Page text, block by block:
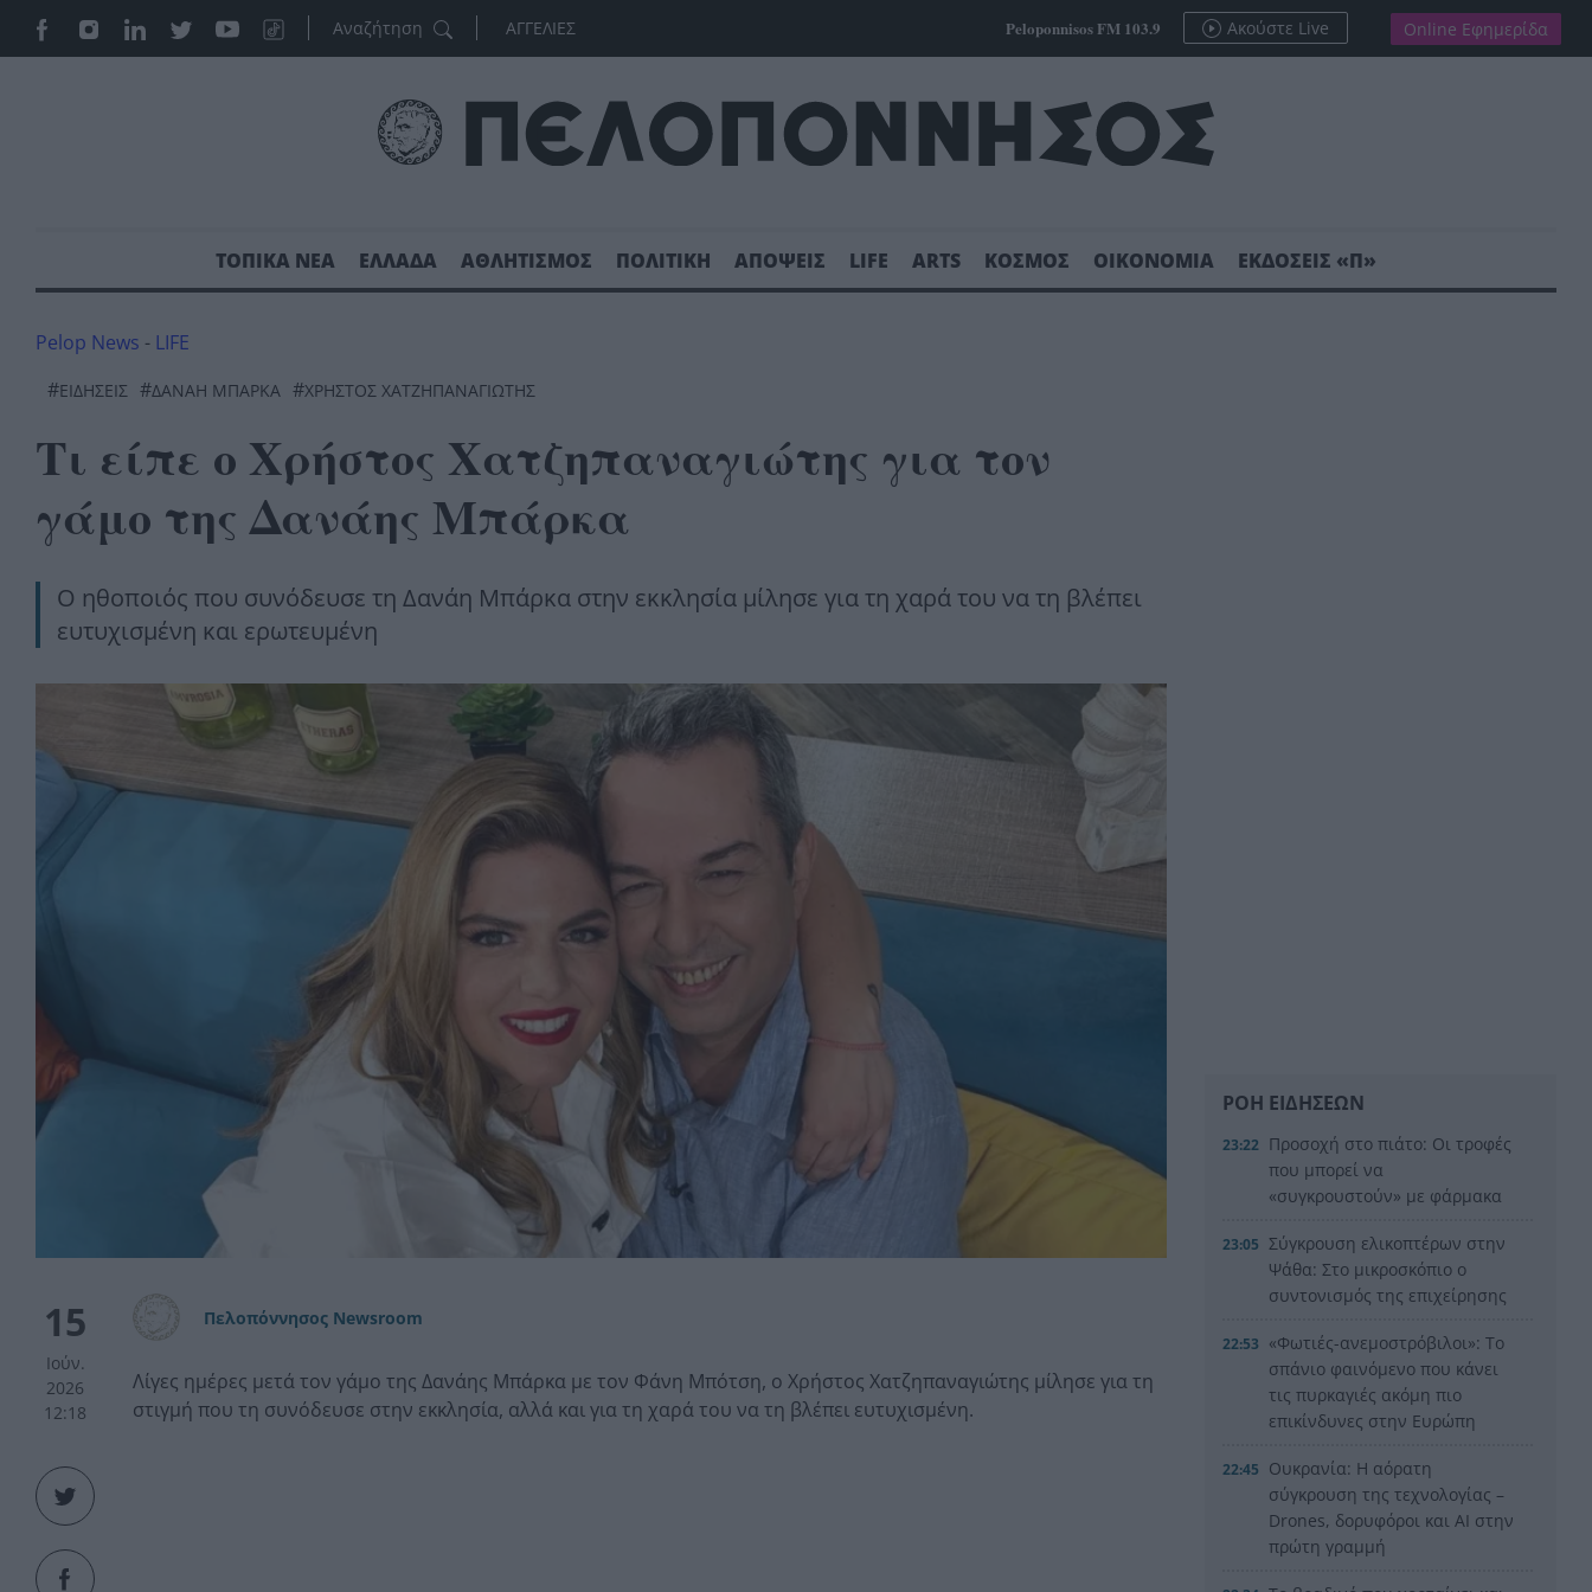
ΑΓΓΕΛΙΕΣ Peloponnisos FM 103.9 Ακούστε Live Online Εφημερίδα
ΤΟΠΙΚΑ ΝΕΑ ΕΛΛΑΔΑ ΑΘΛΗΤΙΣΜΟΣ ΠΟΛΙΤΙΚΗ ΑΠΟΨΕΙΣ LIFE ARTS ΚΟΣΜΟΣ ΟΙΚΟΝΟΜΙΑ ΕΚΔΟΣΕΙΣ «Π»
Pelop News - LIFE
#ΕΙΔΗΣΕΙΣ #ΔΑΝΆΗ ΜΠΆΡΚΑ #ΧΡΉΣΤΟΣ ΧΑΤΖΗΠΑΝΑΓΙΏΤΗΣ
Τι είπε ο Χρήστος Χατζηπαναγιώτης για τον
γάμο της Δανάης Μπάρκα
Ο ηθοποιός που συνόδευσε τη Δανάη Μπάρκα στην εκκλησία μίλησε για τη χαρά του να τη βλέπει
ευτυχισμένη και ερωτευμένη
15
Ιούν.
2026
12:18
Πελοπόννησος Newsroom
Λίγες ημέρες μετά τον γάμο της Δανάης Μπάρκα με τον Φάνη Μπότση, ο Χρήστος Χατζηπαναγιώτης μίλησε για τη
στιγμή που τη συνόδευσε στην εκκλησία, αλλά και για τη χαρά του να τη βλέπει ευτυχισμένη.
ΡΟΗ ΕΙΔΗΣΕΩΝ
23:22 Προσοχή στο πιάτο: Οι τροφές
που μπορεί να
«συγκρουστούν» με φάρμακα
23:05 Σύγκρουση ελικοπτέρων στην
Ψάθα: Στο μικροσκόπιο ο
συντονισμός της επιχείρησης
22:53 «Φωτιές-ανεμοστρόβιλοι»: Το
σπάνιο φαινόμενο που κάνει
τις πυρκαγιές ακόμη πιο
επικίνδυνες στην Ευρώπη
22:45 Ουκρανία: Η αόρατη
σύγκρουση της τεχνολογίας –
Drones, δορυφόροι και AI στην
πρώτη γραμμή